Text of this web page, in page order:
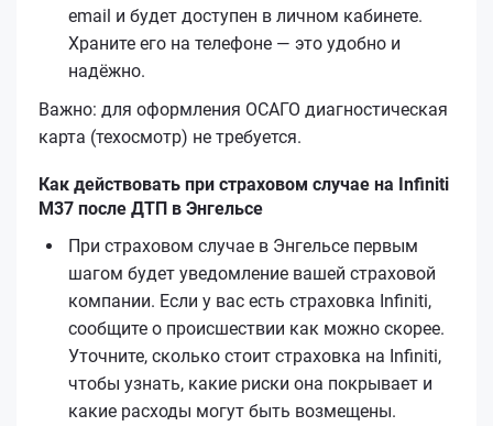
email и будет доступен в личном кабинете.
Храните его на телефоне — это удобно и
надёжно.
Важно: для оформления ОСАГО диагностическая
карта (техосмотр) не требуется.
Как действовать при страховом случае на Infiniti
M37 после ДТП в Энгельсе
При страховом случае в Энгельсе первым
шагом будет уведомление вашей страховой
компании. Если у вас есть страховка Infiniti,
сообщите о происшествии как можно скорее.
Уточните, сколько стоит страховка на Infiniti,
чтобы узнать, какие риски она покрывает и
какие расходы могут быть возмещены.